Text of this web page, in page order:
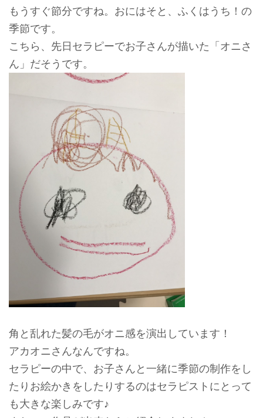
もうすぐ節分ですね。おにはそと、ふくはうち！の
季節です。
こちら、先日セラピーでお子さんが描いた「オニさ
ん」だそうです。
角と乱れた髪の毛がオニ感を演出しています！
アカオニさんなんですね。
セラピーの中で、お子さんと一緒に季節の制作をし
たりお絵かきをしたりするのはセラピストにとって
も大きな楽しみです♪